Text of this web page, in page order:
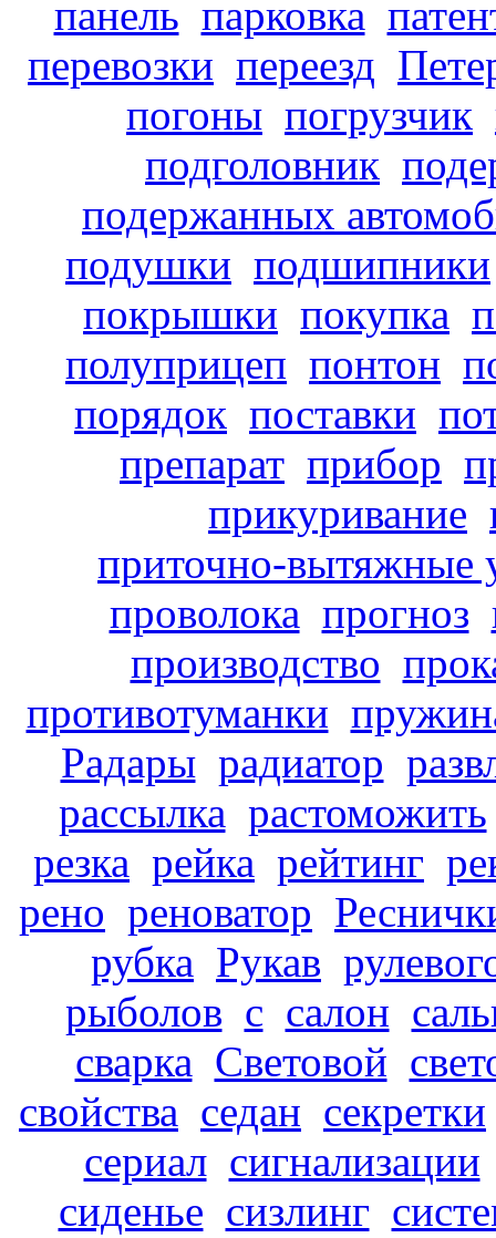
панель парковка
перевозки переезд
погоны погрузчик
подголовник
подержанных
подушки подшипники
покрышки покупка
полуприцеп понтон
порядок поставки
препарат прибор
прикуривание
приточно-вытяжные
проволока прогноз
производство
противотуманки
Радары радиатор
рассылка растоможить
резка рейка рейтинг
рено реноватор
рубка Рукав
рыболов с салон
сварка Световой
свойства седан секретки
сериал сигнализации
сиденье сизлинг